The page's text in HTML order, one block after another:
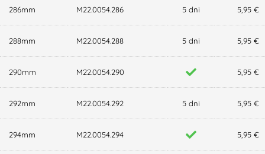
286mm M22.0054.286 5 dni 5,95 €
288mm M22.0054.288 5 dni 5,95 €
290mm M22.0054.290 5,95 €
292mm M22.0054.292 5 dni 5,95 €
294mm M22.0054.294 5,95 €